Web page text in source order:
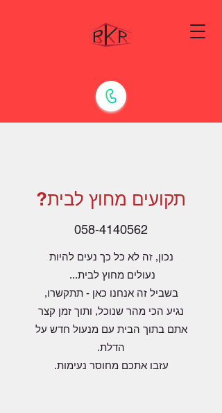
תקועים מחוץ לבית?
058-4140562
נכון, זה לא כל כך נעים להיות
נעולים מחוץ לבית...
בשביל זה אנחנו כאן - תתקשרו,
נגיע הכי מהר שנוכל, ותוך זמן קצר
אתם בתוך הבית עם מנעול חדש על
הדלת.
עזבו אתכם מחוסר נעימות.